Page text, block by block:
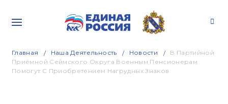
Главная Наша Деятельность Новости
В Партийной
Приёмной Сеймского Округа Военным Пенсионерам
Помогут С Приобретением Нагрудных Знаков